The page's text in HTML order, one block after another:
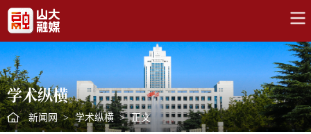
学术纵横
新闻网 > 学术纵横 > 正文